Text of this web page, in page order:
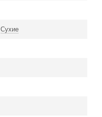
Сухие